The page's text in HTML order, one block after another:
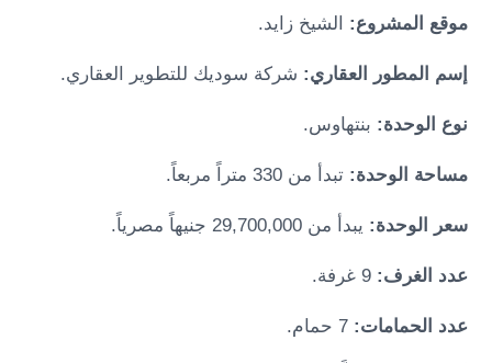
موقع المشروع: الشيخ زايد.
إسم المطور العقاري: شركة سوديك للتطوير العقاري.
نوع الوحدة: بنتهاوس.
مساحة الوحدة:تبدأ من 330 متراً مربعاً.
سعر الوحدة: يبدأ من 29,700,000 جنيهاً مصرياً.
عدد الغرف: 9 غرفة.
عدد الحمامات: 7 حمام.